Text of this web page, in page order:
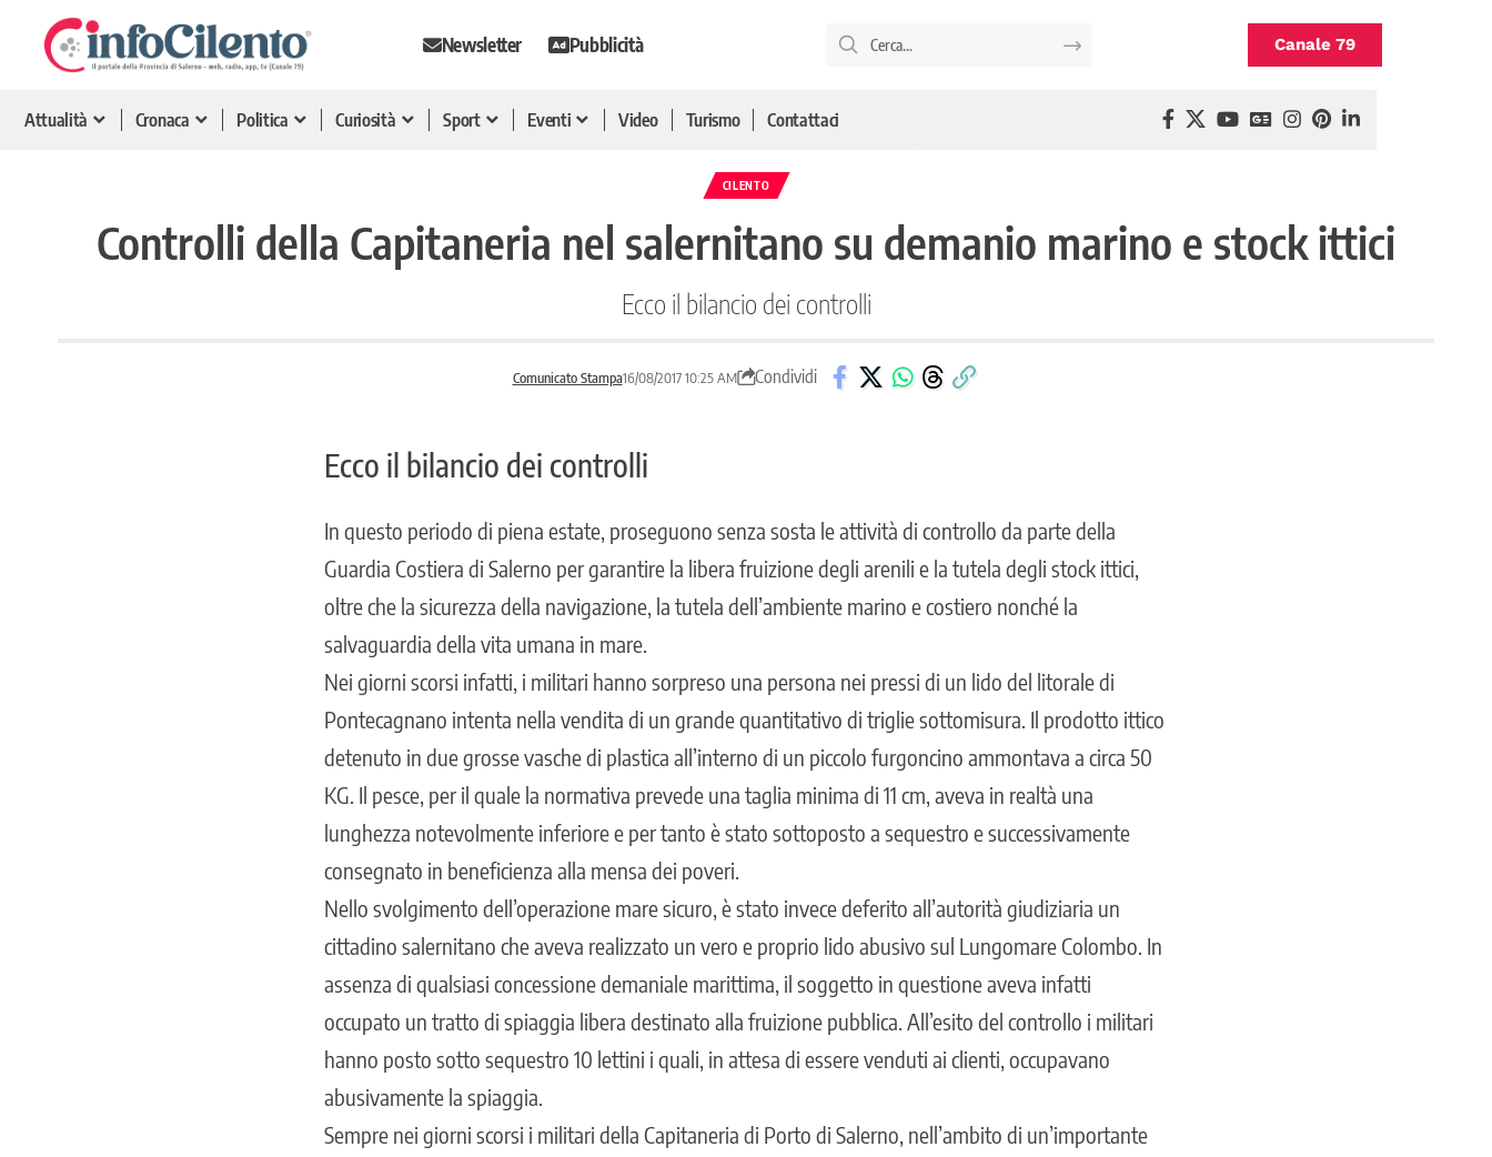
Newsletter Pubblicità Canale 79
Attualità Cronaca Politica Curiosità Sport Eventi Video Turismo Contattaci
CILENTO
Controlli della Capitaneria nel salernitano su demanio marino e stock ittici
Ecco il bilancio dei controlli
Comunicato Stampa16/08/2017 10:25 AM Condividi
Ecco il bilancio dei controlli
In questo periodo di piena estate, proseguono senza sosta le attività di controllo da parte della
Guardia Costiera di Salerno per garantire la libera fruizione degli arenili e la tutela degli stock ittici,
oltre che la sicurezza della navigazione, la tutela dell’ambiente marino e costiero nonché la
salvaguardia della vita umana in mare.
Nei giorni scorsi infatti, i militari hanno sorpreso una persona nei pressi di un lido del litorale di
Pontecagnano intenta nella vendita di un grande quantitativo di triglie sottomisura. Il prodotto ittico
detenuto in due grosse vasche di plastica all’interno di un piccolo furgoncino ammontava a circa 50
KG. Il pesce, per il quale la normativa prevede una taglia minima di 11 cm, aveva in realtà una
lunghezza notevolmente inferiore e per tanto è stato sottoposto a sequestro e successivamente
consegnato in beneficienza alla mensa dei poveri.
Nello svolgimento dell’operazione mare sicuro, è stato invece deferito all’autorità giudiziaria un
cittadino salernitano che aveva realizzato un vero e proprio lido abusivo sul Lungomare Colombo. In
assenza di qualsiasi concessione demaniale marittima, il soggetto in questione aveva infatti
occupato un tratto di spiaggia libera destinato alla fruizione pubblica. All’esito del controllo i militari
hanno posto sotto sequestro 10 lettini i quali, in attesa di essere venduti ai clienti, occupavano
abusivamente la spiaggia.
Sempre nei giorni scorsi i militari della Capitaneria di Porto di Salerno, nell’ambito di un’importante